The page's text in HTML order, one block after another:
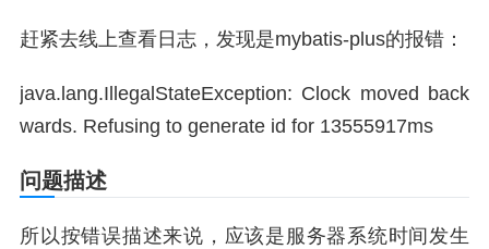
赶紧去线上查看日志，发现是mybatis-plus的报错：
java.lang.IllegalStateException: Clock moved back
wards. Refusing to generate id for 13555917ms
问题描述
所以按错误描述来说，应该是服务器系统时间发生